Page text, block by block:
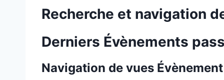
Recherche et navigation
Derniers Évènements
Navigation de vues Évènement